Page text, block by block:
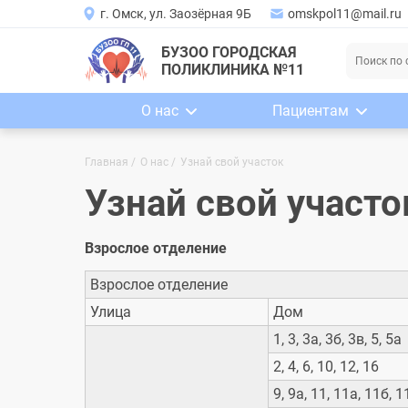
г. Омск, ул. Заозёрная 9Б omskpol11@mail.ru
БУЗОО ГОРОДСКАЯ
ПОЛИКЛИНИКА №11
Основная
О нас
График приема администрации
Структура
Горячая линия
Контролирующие организации
Лицензии
Вакансии
Спец. оценка условий труда
Пациентам
Мед. осмотр
Мед. страхование
СВО
Обслуживания семей
участников СВО
Подготовка к
исследованиям
Показатели
Строка
навигации
Главная О нас Узнай свой участок
Узнай свой
Взрослое отделение
Взрослое отделение
Улица
Дом
1, 3, 3а, 3б, 3в, 5, 5а
2, 4, 6, 10, 12, 16
9, 9а, 11, 11а, 11б,